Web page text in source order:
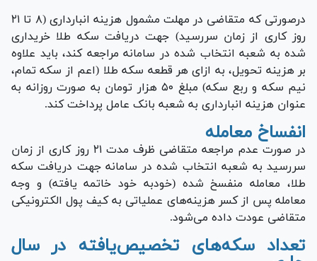
درصورتی که متقاضی در مهلت مشمول هزینه انبارداری (۸ تا ۲۱
روز کار‌ی از زمان سررسید) جهت دریافت سکه طلا خریداری
شده به شعبه انتخاب شده در سامانه مراجعه کند، باید علاوه
بر هزینه تحویل، به ازای هر قطعه سکه طلا (اعم از سکه تمام،
نیم سکه و ربع سکه) مبلغ ۵۰ هزار تومان به صورت روزانه به
عنوان هزینه انبارداری به شعبه بانک عامل پرداخت کند.
انفساخ معامله
در صورت عدم مراجعه متقاضی ظرف مدت ۲۱ روز کاری از زمان
سررسید به شعبه انتخاب شده در سامانه جهت دریافت سکه
طلا، معامله منفسخ شده (خودبه خود خاتمه یافته) و وجه
معامله پس از کسر هزینه‌های عملیاتی به کیف پول الکترونیکی
متقاضی عودت داده می‌شود.
تعداد سکه‌های تخصیص‌یافته در سال